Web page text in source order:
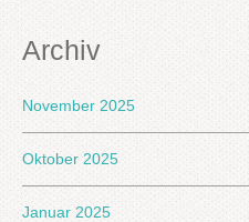
Archiv
November 2025
Oktober 2025
Januar 2025